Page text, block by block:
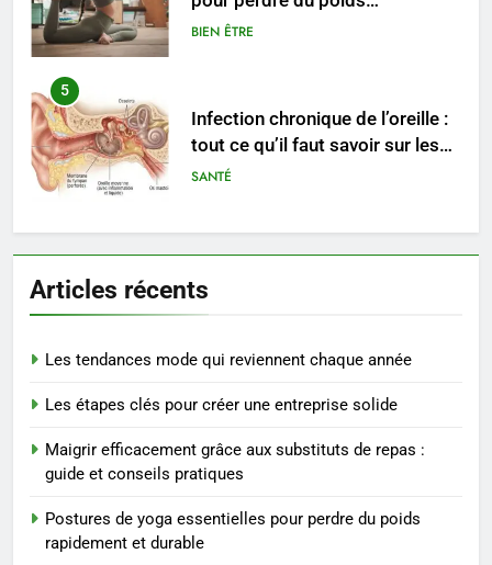
rapidement et durable
BIEN ÊTRE
5
Infection chronique de l’oreille :
tout ce qu’il faut savoir sur les
saignements
SANTÉ
6
peau éclatante grâce à The
Ordinary
SANTÉ
Prévenir les chutes chez les
exercices
BIEN ÊTRE
8
Voyance à La Rochelle : où
Articles récents
Les tendances mode qui reviennent chaque année
Les étapes clés pour créer une entreprise solide
Maigrir efficacement grâce aux substituts de repas :
guide et conseils pratiques
Postures de yoga essentielles pour perdre du poids
rapidement et durable